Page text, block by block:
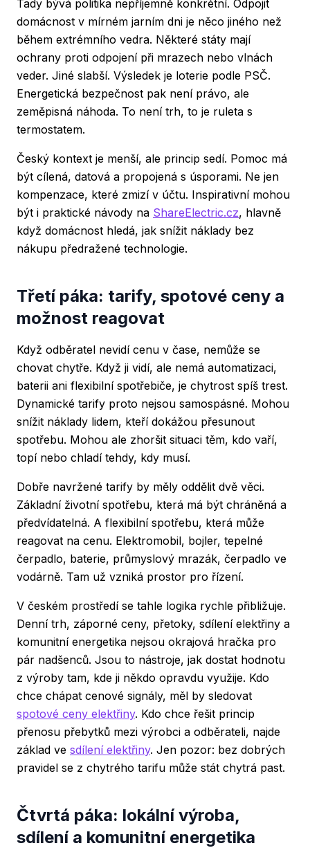
Tady bývá politika nepříjemně konkrétní. Odpojit
domácnost v mírném jarním dni je něco jiného než
během extrémního vedra. Některé státy mají
ochrany proti odpojení při mrazech nebo vlnách
veder. Jiné slabší. Výsledek je loterie podle PSČ.
Energetická bezpečnost pak není právo, ale
zeměpisná náhoda. To není trh, to je ruleta s
termostatem.
Český kontext je menší, ale princip sedí. Pomoc má
být cílená, datová a propojená s úsporami. Ne jen
kompenzace, které zmizí v účtu. Inspirativní mohou
být i praktické návody na ShareElectric.cz, hlavně
když domácnost hledá, jak snížit náklady bez
nákupu předražené technologie.
Třetí páka: tarify, spotové ceny a
možnost reagovat
Když odběratel nevidí cenu v čase, nemůže se
chovat chytře. Když ji vidí, ale nemá automatizaci,
baterii ani flexibilní spotřebiče, je chytrost spíš trest.
Dynamické tarify proto nejsou samospásné. Mohou
snížit náklady lidem, kteří dokážou přesunout
spotřebu. Mohou ale zhoršit situaci těm, kdo vaří,
topí nebo chladí tehdy, kdy musí.
Dobře navržené tarify by měly oddělit dvě věci.
Základní životní spotřebu, která má být chráněná a
předvídatelná. A flexibilní spotřebu, která může
reagovat na cenu. Elektromobil, bojler, tepelné
čerpadlo, baterie, průmyslový mrazák, čerpadlo ve
vodárně. Tam už vzniká prostor pro řízení.
V českém prostředí se tahle logika rychle přibližuje.
Denní trh, záporné ceny, přetoky, sdílení elektřiny a
komunitní energetika nejsou okrajová hračka pro
pár nadšenců. Jsou to nástroje, jak dostat hodnotu
z výroby tam, kde ji někdo opravdu využije. Kdo
chce chápat cenové signály, měl by sledovat
spotové ceny elektřiny. Kdo chce řešit princip
přenosu přebytků mezi výrobci a odběrateli, najde
základ ve sdílení elektřiny. Jen pozor: bez dobrých
pravidel se z chytrého tarifu může stát chytrá past.
Čtvrtá páka: lokální výroba,
sdílení a komunitní energetika